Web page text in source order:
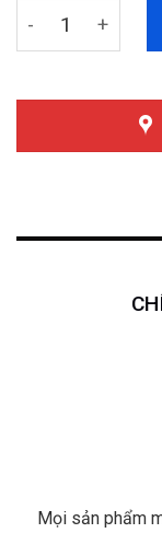
Thảm Lót Sàn
Mọi sản phẩm